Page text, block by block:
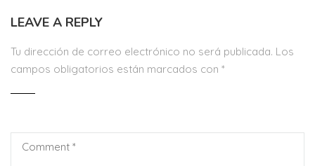
LEAVE A REPLY
Tu dirección de correo electrónico no será publicada. Los
campos obligatorios están marcados con *